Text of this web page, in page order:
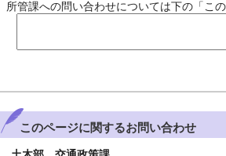
所管課への問い合わせについては下の「こ
このページに関するお問い合わせ